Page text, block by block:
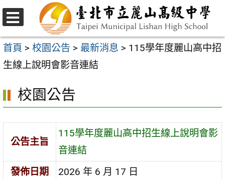
跳
至
主
要
容
區
選
單
首頁 > 校園公告 > 最新消息 > 115學年度麗山高中招
生線上說明會影音連結
校園公告
公告主旨
115學年度麗山高中招生線上說明會影
音連結
發佈日期
2026 年 6 月 17 日